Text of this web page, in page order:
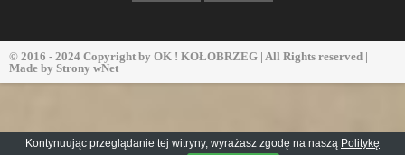
© 2016 - 2024 Copyright by OK ! KOŁOBRZEG | All Rights reserved |
Made by Strony wNet
Kontynuując przeglądanie tej witryny, wyrażasz zgodę na naszą Politykę